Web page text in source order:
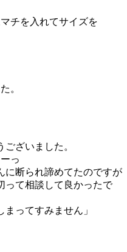
チを入れてサイズを
。
ざいました。
っ
に断られ諦めてたのですが
って相談して良かったで
ってすみません」